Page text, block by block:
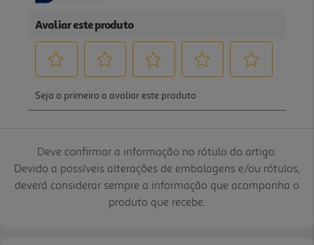
Deve confirmar a informação no rótulo do artigo.
Devido a possíveis alterações de embalagens e/ou rótulos,
deverá considerar sempre a informação que acompanha o
produto que recebe.